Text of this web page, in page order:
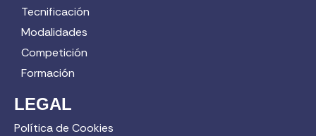
Tecnificación
Modalidades
Competición
Formación
LEGAL
Política de Cookies